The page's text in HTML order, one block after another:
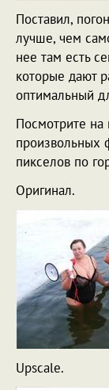
Поставил,
лучше, чем
нее там есть
которые дают
оптимальный
Посмотрите на
произвольных
пикселов по
Оригинал.
Upscale.